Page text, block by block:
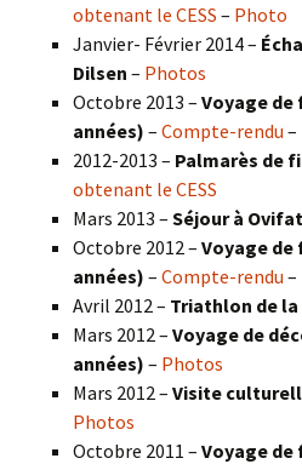
obtenant le CESS – Photo
Janvier- Février 2014 –
Dilsen – Photos
Octobre 2013 – Voyage de
années) – Compte-rendu –
2012-2013 – Palmarès de
obtenant le CESS
Mars 2013 – Séjour à
Octobre 2012 – Voyage de
années) – Compte-rendu –
Avril 2012 – Triathlon de la
Mars 2012 – Voyage de
années) – Photos
Mars 2012 – Visite
Photos
Octobre 2011 – Voyage de